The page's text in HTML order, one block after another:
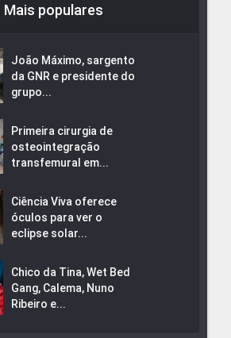
Mais populares
João Máximo, sargento
da GNR e presidente do
grupo...
Primeira cirurgia de
osteointegração
transfemural em...
Ciência Viva oferece
óculos para ver o
eclipse solar...
Chico da Tina, Wet Bed
Gang, Calema, Nuno
Ribeiro e...